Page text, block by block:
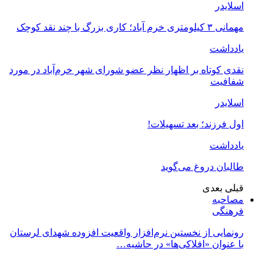
اسلایدر
مهمانی ۳ کیلومتری خرم آباد؛ کاری بزرگ با چند نقد کوچک
یادداشت
نقدی کوتاه بر اظهار نظر عضو شورای شهر خرم‌آباد در مورد
شفافیت
اسلایدر
اول فرزند؛ بعد تسهیلات!
یادداشت
طالبان دروغ می‌گوید
قبلی بعدی
مصاحبه
فرهنگی
رونمایی از نخستین نرم‌افزار واقعیت افزوده شهدای لرستان
با عنوان «افلاکی‌ها» در حاشیه…